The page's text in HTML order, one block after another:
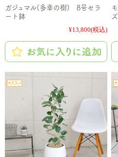
ガジュマル(多幸の樹) 8号セラ
ート鉢
¥13,800(税込)